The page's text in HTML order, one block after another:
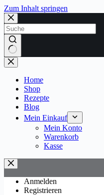
Zum Inhalt springen
Keine
Ergebnisse
Home
Shop
Rezepte
Blog
Mein Einkauf
Mein Konto
Warenkorb
Kasse
Anmelden
Registrieren